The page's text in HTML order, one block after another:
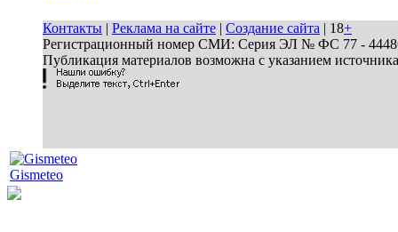
Контакты | Реклама на сайте | Создание сайта | 18+
Регистрационный номер СМИ: Серия ЭЛ № ФС 77 - 44486
Публикация материалов возможна с указанием
Gismeteo